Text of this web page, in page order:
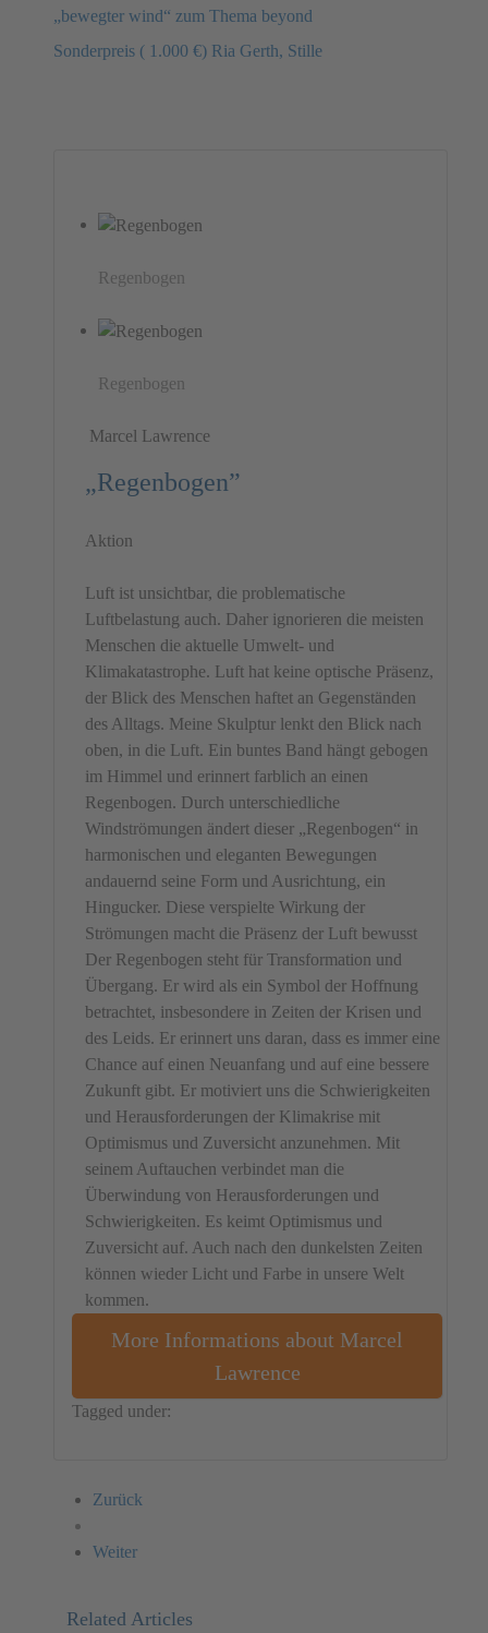
„bewegter wind“ zum Thema beyond
Sonderpreis ( 1.000 €) Ria Gerth, Stille
Regenbogen
Regenbogen
Marcel Lawrence
„Regenbogen”
Aktion
Luft ist unsichtbar, die problematische
Luftbelastung auch. Daher ignorieren die meisten
Menschen die aktuelle Umwelt- und
Klimakatastrophe. Luft hat keine optische Präsenz,
der Blick des Menschen haftet an Gegenständen
des Alltags. Meine Skulptur lenkt den Blick nach
oben, in die Luft. Ein buntes Band hängt gebogen
im Himmel und erinnert farblich an einen
Regenbogen. Durch unterschiedliche
Windströmungen ändert dieser „Regenbogen“ in
harmonischen und eleganten Bewegungen
andauernd seine Form und Ausrichtung, ein
Hingucker. Diese verspielte Wirkung der
Strömungen macht die Präsenz der Luft bewusst
Der Regenbogen steht für Transformation und
Übergang. Er wird als ein Symbol der Hoffnung
betrachtet, insbesondere in Zeiten der Krisen und
des Leids. Er erinnert uns daran, dass es immer eine
Chance auf einen Neuanfang und auf eine bessere
Zukunft gibt. Er motiviert uns die Schwierigkeiten
und Herausforderungen der Klimakrise mit
Optimismus und Zuversicht anzunehmen. Mit
seinem Auftauchen verbindet man die
Überwindung von Herausforderungen und
Schwierigkeiten. Es keimt Optimismus und
Zuversicht auf. Auch nach den dunkelsten Zeiten
können wieder Licht und Farbe in unsere Welt
kommen.
More Informations about Marcel
Lawrence
Tagged under:
Zurück
Weiter
Related Articles